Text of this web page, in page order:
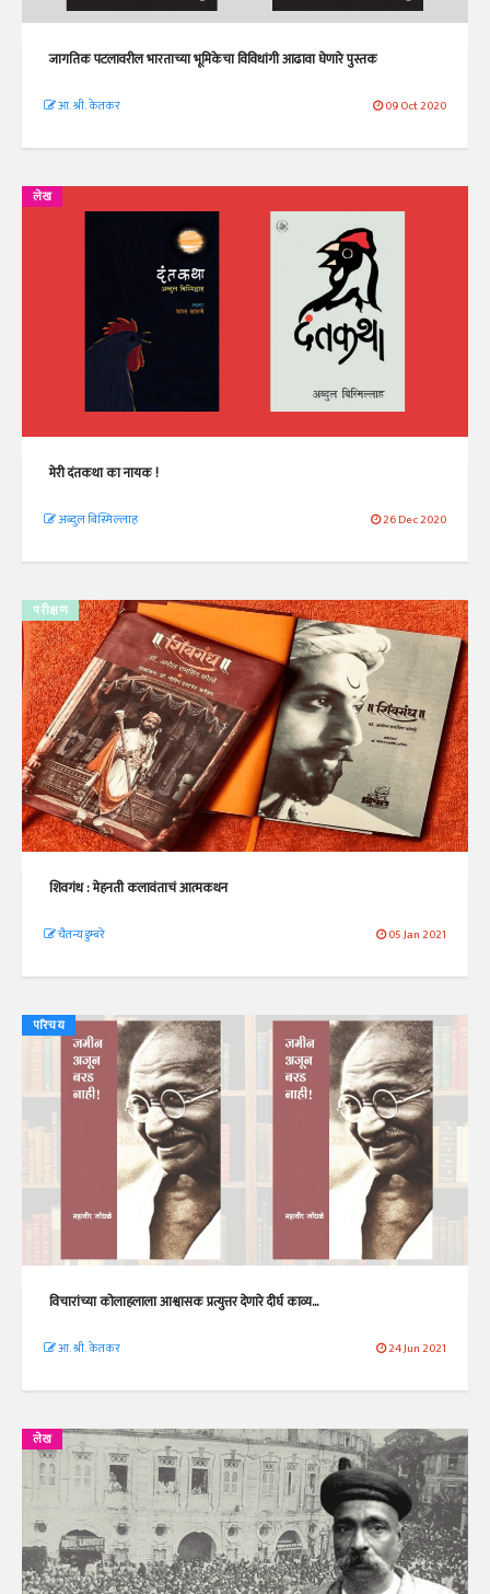
जागतिक पटलावरील भारताच्या भूमिकेचा विविधांगी आढावा घेणारे पुस्तक
आ. श्री. केतकर 09 Oct 2020
लेख
मेरी दंतकथा का नायक !
अब्दुल बिस्मिल्लाह 26 Dec 2020
परीक्षण
शिवगंध : मेहनती कलावंताचं आत्मकथन
चैतन्य डुम्बरे 05 Jan 2021
परिचय
विचारांच्या कोलाहलाला आश्वासक प्रत्युत्तर देणारे दीर्घ काव्य...
आ. श्री. केतकर 24 Jun 2021
लेख